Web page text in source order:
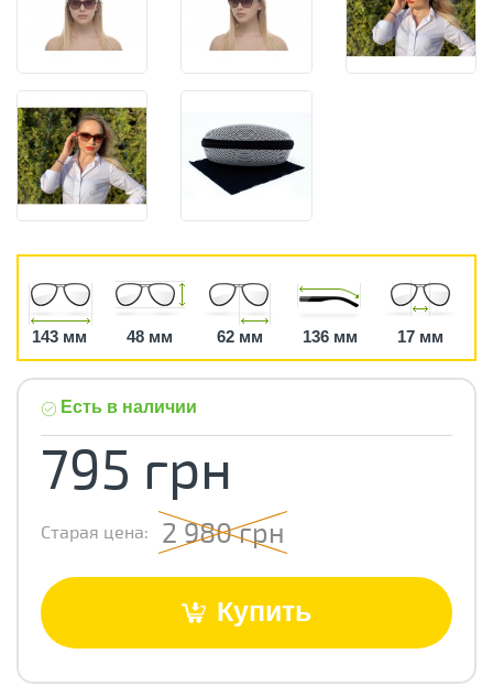
143 мм 48 мм 62 мм 136 мм 17 мм
Есть в наличии
795 грн
Старая цена: 2 980 грн
Купить